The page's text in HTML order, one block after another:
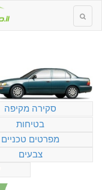
סקירה מקיפה
בטיחות
מפרטים טכניים
צבעים